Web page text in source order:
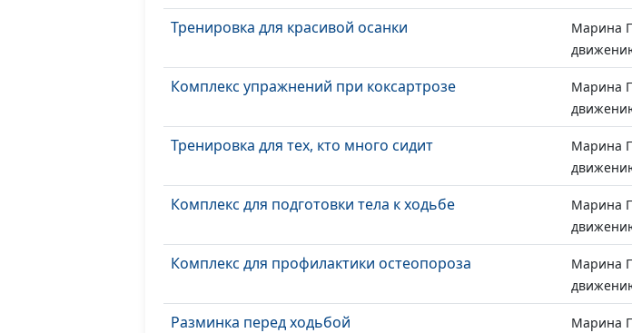
Тренировка для красивой осанки
Марина
Комплекс упражнений при коксартрозе
Марина
Тренировка для тех, кто много сидит
Марина
Комплекс для подготовки тела к ходьбе
Марина
Комплекс для профилактики остеопороза
Марина
Разминка перед ходьбой
Марина